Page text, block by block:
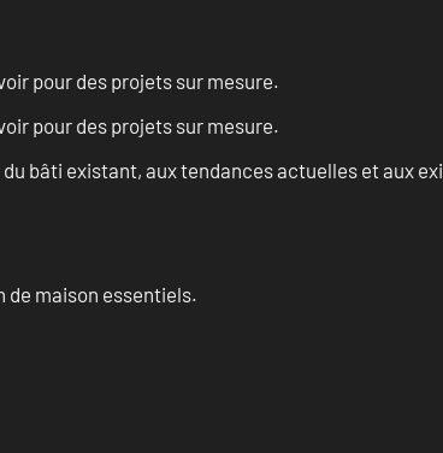
pour des projets sur mesure.
pour des projets sur mesure.
bâti existant, aux tendances actuelles et aux
de maison essentiels.